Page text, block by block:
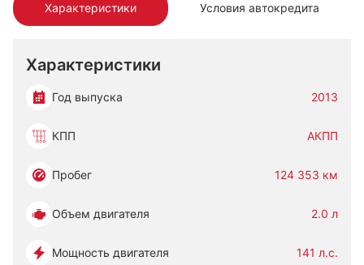
Характеристики Условия автокредита
Характеристики
Год выпуска 2013
КПП АКПП
Пробег 124 353 км
Объем двигателя 2.0 л
Мощность двигателя 141 л.с.